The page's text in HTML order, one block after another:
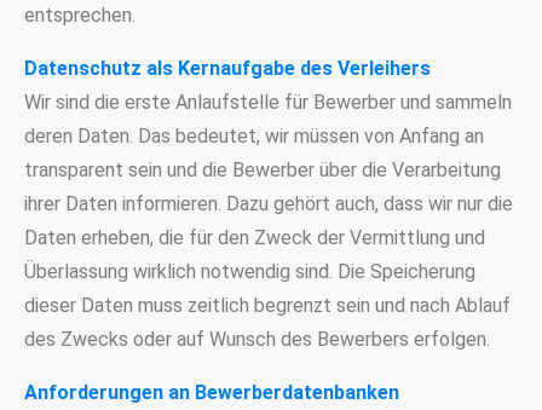
entsprechen.
Datenschutz als Kernaufgabe des Verleihers
Wir sind die erste Anlaufstelle für Bewerber und sammeln
deren Daten. Das bedeutet, wir müssen von Anfang an
transparent sein und die Bewerber über die Verarbeitung
ihrer Daten informieren. Dazu gehört auch, dass wir nur die
Daten erheben, die für den Zweck der Vermittlung und
Überlassung wirklich notwendig sind. Die Speicherung
dieser Daten muss zeitlich begrenzt sein und nach Ablauf
des Zwecks oder auf Wunsch des Bewerbers erfolgen.
Anforderungen an Bewerberdatenbanken